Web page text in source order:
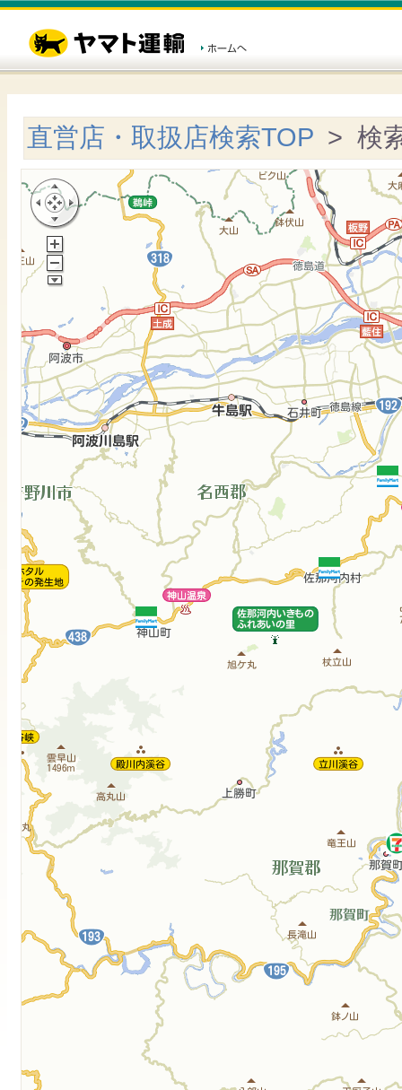
直営店・取扱店検索TOP > 検